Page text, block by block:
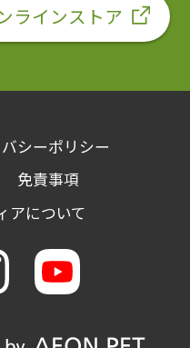
ラインストア
シーポリシー
免責事項
アについて